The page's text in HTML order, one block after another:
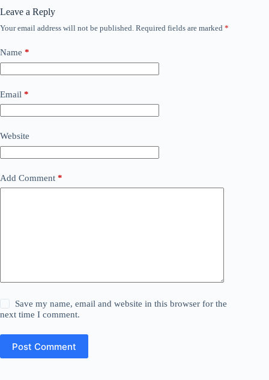
Leave a Reply
Your email address will not be published. Required fields are marked *
Name *
Email *
Website
Add Comment *
Save my name, email and website in this browser for the
next time I comment.
Post Comment